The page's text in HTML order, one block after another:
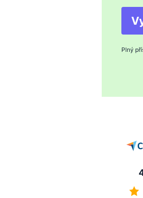
Plný